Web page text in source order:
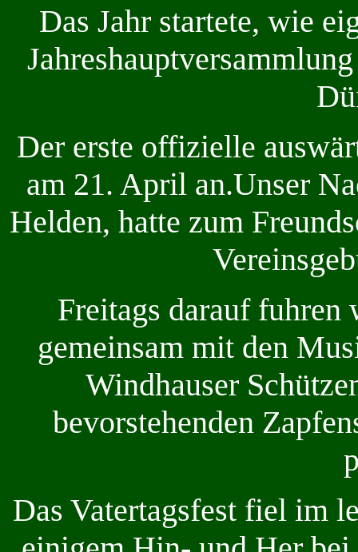
Das Jahr startete, wie
Der erste offizielle
am 21. April an.Unser
Helden, hatte zum
Freitags darauf fuhren
gemeinsam mit den
Windhauser
bevorstehenden
Das Vatertagsfest fiel im